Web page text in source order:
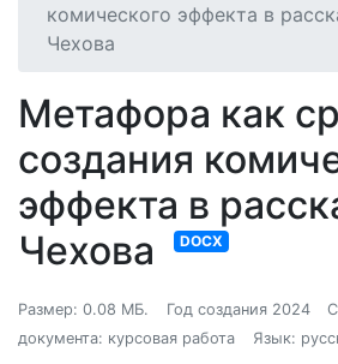
комического эффекта в
Чехова
Метафора как
создания
эффекта в
Чехова
DOCX
Размер: 0.08 МБ. Год создания 2024
документа: курсовая работа
Язык: